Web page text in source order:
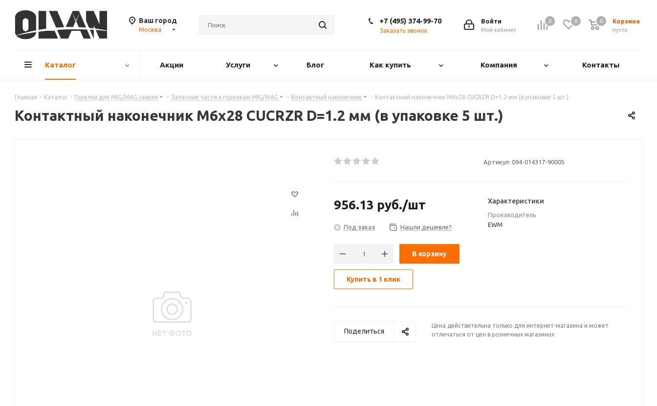
Ваш город
Москва
0 0 Корзина
0
пуста
0
Войти
Мой кабинет
+7 (495) 374-99-70
Заказать звонок
Каталог Акции Услуги Блог Как купить Компания Контакты
Главная - Каталог - Горелки для MIG/MAG сварки - Запасные части к горелкам MIG/MAG - Контактный наконечник - Контактный наконечник M6x28 CUCRZR D=1.2 мм (в упаковке 5 шт.)
Контактный наконечник M6x28 CUCRZR D=1.2 мм (в упаковке 5 шт.)
Артикул: 094-014317-90005
956.13 руб./шт
Под заказ Нашли дешевле?
В корзину
Купить в 1 клик
Характеристики
Производитель
EWM
Поделиться
Цена действительна только для интернет-магазина и может
отличаться от цен в розничных магазинах